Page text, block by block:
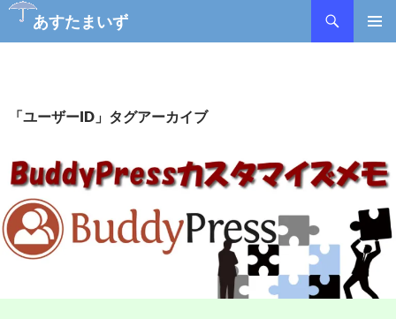
あすたまいず
ツ
キ
ッ
プ
「ユーザーID」タグアーカイブ